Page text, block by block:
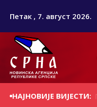
Петак , 7. август 2026.
НАЈНОВИЈЕ ВИЈЕСТИ:
ПО 500 КМ